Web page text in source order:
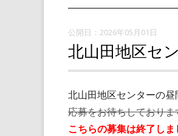
ン
メ
ニ
ュ
2026年05月01日
北山田地区セ
北山田地区センターの
応募をお待ちしており
こちらの募集は終了しま